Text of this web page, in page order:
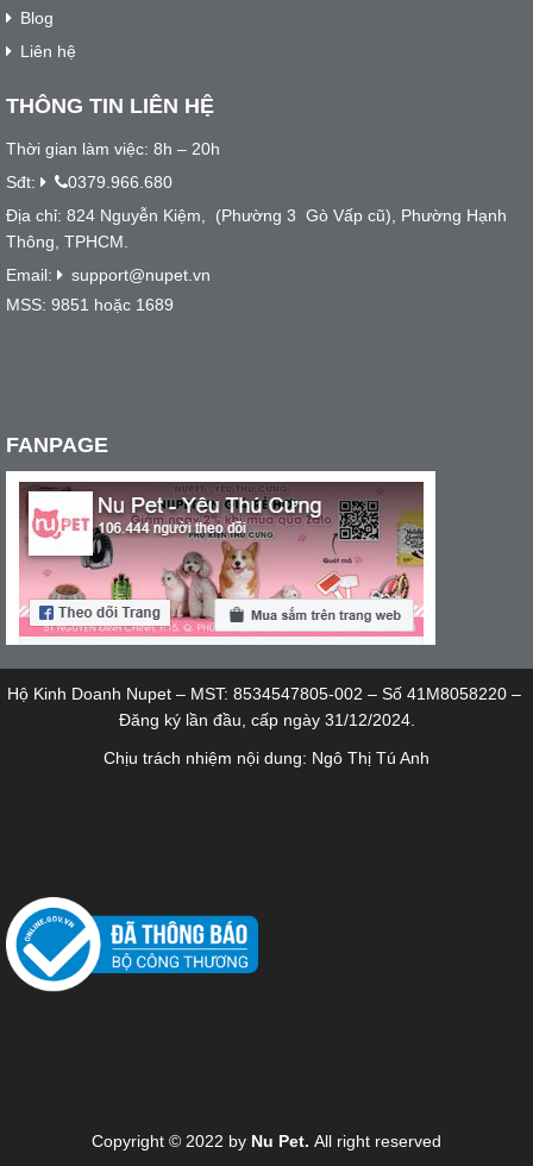
Blog
Liên hệ
THÔNG TIN LIÊN HỆ
Thời gian làm việc: 8h – 20h
Sđt:
0379.966.680
Địa chỉ: 824 Nguyễn Kiệm, (Phường 3 Gò Vấp cũ), Phường Hạnh
Thông, TPHCM.
Email:
support@nupet.vn
MSS: 9851 hoặc 1689
FANPAGE
Hộ Kinh Doanh Nupet – MST: 8534547805-002 – Số 41M8058220 –
Đăng ký lần đầu, cấp ngày 31/12/2024.
Chịu trách nhiệm nội dung: Ngô Thị Tú Anh
Copyright © 2022 by Nu Pet. All right reserved